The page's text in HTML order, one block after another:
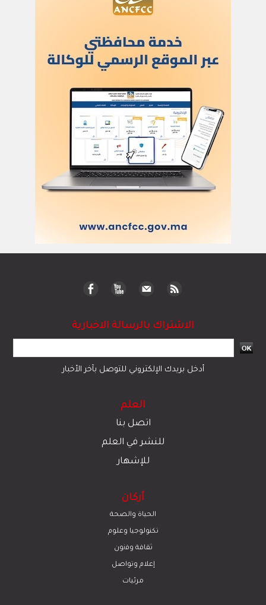
الاشتراك بالرسالة الاخبارية
أدخل بريدك الإلكتروني للتوصل بآخر الأخبار
العلم
اتصل بنا
للنشر في العلم
للإشهار
أركان
الحياة والصحة
تكنولوجيا وعلوم
ﺛﻘﺎﻓﺔ وﻓﻧون
إعلام وتواصل
مرئيات